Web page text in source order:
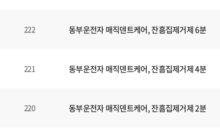
222 동부운전자 매직덴트케어, 잔흠집제거제 6분
221 동부운전자 매직덴트케어, 잔흠집제거제 4분
220 동부운전자 매직덴트케어, 잔흠집제거제 2분